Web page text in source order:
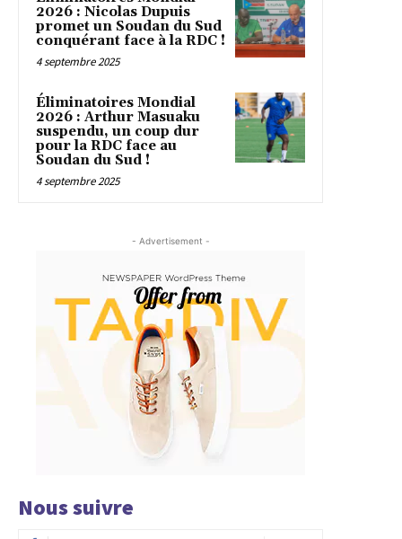
2026 : Nicolas Dupuis
promet un Soudan du Sud
conquérant face à la RDC !
4 septembre 2025
Éliminatoires Mondial
2026 : Arthur Masuaku
suspendu, un coup dur
pour la RDC face au
Soudan du Sud !
4 septembre 2025
- Advertisement -
Nous suivre